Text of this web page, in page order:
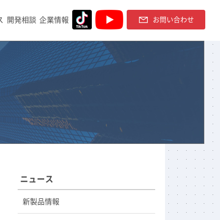
開発相談 企業情報 お問い合わせ
ニュース
新製品情報